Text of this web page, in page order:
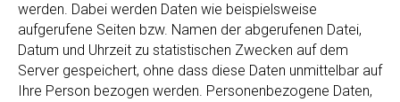
werden. Dabei werden Daten wie beispielsweise
aufgerufene Seiten bzw. Namen der abgerufenen Datei,
Datum und Uhrzeit zu statistischen Zwecken auf dem
Server gespeichert, ohne dass diese Daten unmittelbar auf
Ihre Person bezogen werden. Personenbezogene Daten,